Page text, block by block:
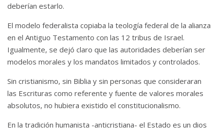
deberían estarlo.
El modelo federalista copiaba la teología federal de la alianza
en el Antiguo Testamento con las 12 tribus de Israel.
Igualmente, se dejó claro que las autoridades deberían ser
modelos morales y los mandatos limitados y controlados.
Sin cristianismo, sin Biblia y sin personas que consideraran
las Escrituras como referente y fuente de valores morales
absolutos, no hubiera existido el constitucionalismo.
En la tradición humanista -anticristiana- el Estado es un dios